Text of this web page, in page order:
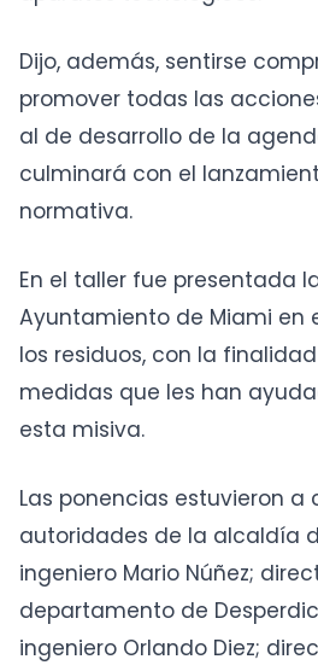
Dijo, además, sentirse
promover todas las
al de desarrollo de la
culminará con el
normativa.
En el taller fue presentada
Ayuntamiento de Miami en
los residuos, con la
medidas que les han
esta misiva.
Las ponencias estuvieron a
autoridades de la alcaldía
ingeniero Mario Núñez;
departamento de
ingeniero Orlando Diez;